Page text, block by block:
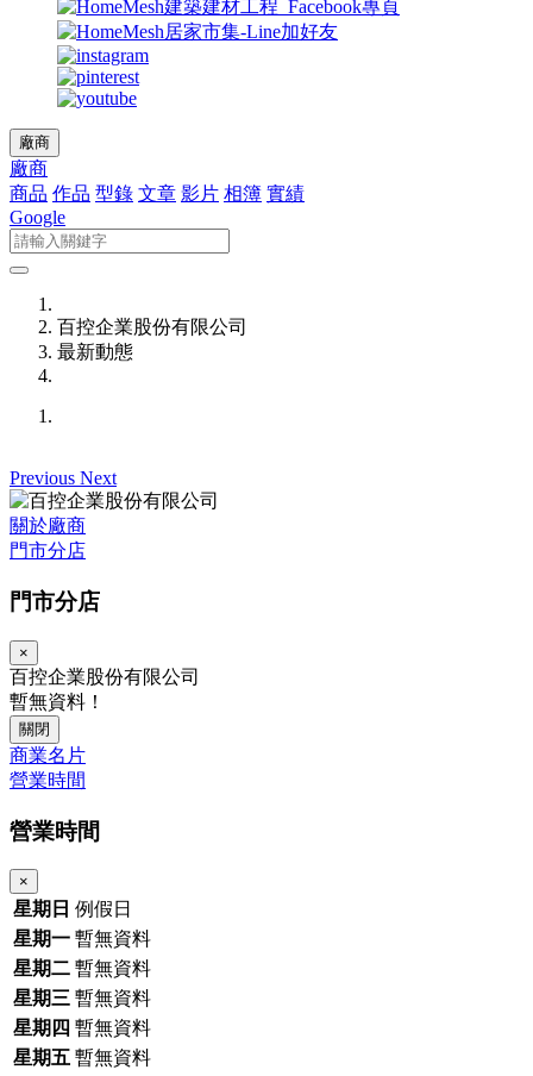
廠商
廠商
商品 作品 型錄 文章 影片 相簿 實績
Google
百控企業股份有限公司
最新動態
Previous Next
關於廠商
門市分店
門市分店
×
百控企業股份有限公司
暫無資料！
關閉
商業名片
營業時間
營業時間
×
星期日 例假日
星期一 暫無資料
星期二 暫無資料
星期三 暫無資料
星期四 暫無資料
星期五 暫無資料